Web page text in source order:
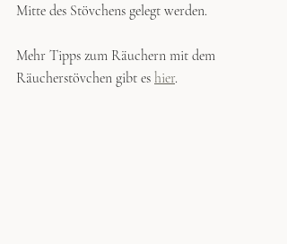
Mitte des Stövchens gelegt werden.
Mehr Tipps zum Räuchern mit dem
Räucherstövchen gibt es hier.